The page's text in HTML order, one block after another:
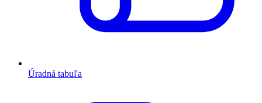
Úradná tabuľa